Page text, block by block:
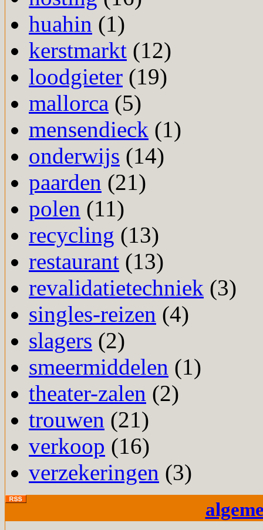
huahin (1)
kerstmarkt (12)
loodgieter (19)
mallorca (5)
mensendieck (1)
onderwijs (14)
paarden (21)
polen (11)
recycling (13)
restaurant (13)
revalidatietechniek (3)
singles-reizen (4)
slagers (2)
smeermiddelen (1)
theater-zalen (2)
trouwen (21)
verkoop (16)
verzekeringen (3)